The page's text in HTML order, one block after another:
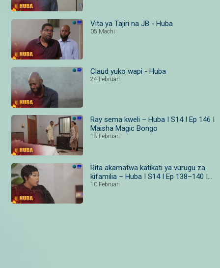
Vita ya Tajiri na JB - Huba
05 Machi
Claud yuko wapi - Huba
24 Februari
Ray sema kweli – Huba I S14 I Ep 146 I
Maisha Magic Bongo
18 Februari
Rita akamatwa katikati ya vurugu za
kifamilia – Huba I S14 I Ep 138–140 I
Maisha Magic
10 Februari